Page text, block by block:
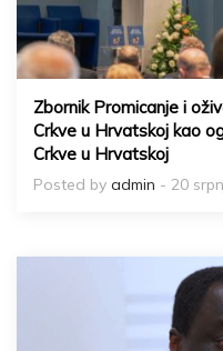
Zbornik Promicanje i
Crkve u Hrvatskoj kao
Crkve u Hrvatskoj
Posted by admin - 20